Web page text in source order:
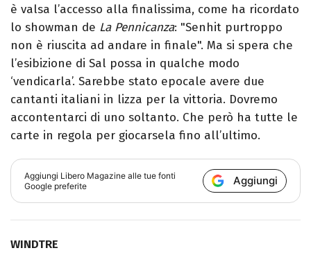
è valsa l’accesso alla finalissima, come ha ricordato
lo showman de La Pennicanza: "Senhit purtroppo
non è riuscita ad andare in finale". Ma si spera che
l’esibizione di Sal possa in qualche modo
‘vendicarla’. Sarebbe stato epocale avere due
cantanti italiani in lizza per la vittoria. Dovremo
accontentarci di uno soltanto. Che però ha tutte le
carte in regola per giocarsela fino all’ultimo.
Aggiungi Libero Magazine alle tue fonti
Google preferite
Aggiungi
WINDTRE